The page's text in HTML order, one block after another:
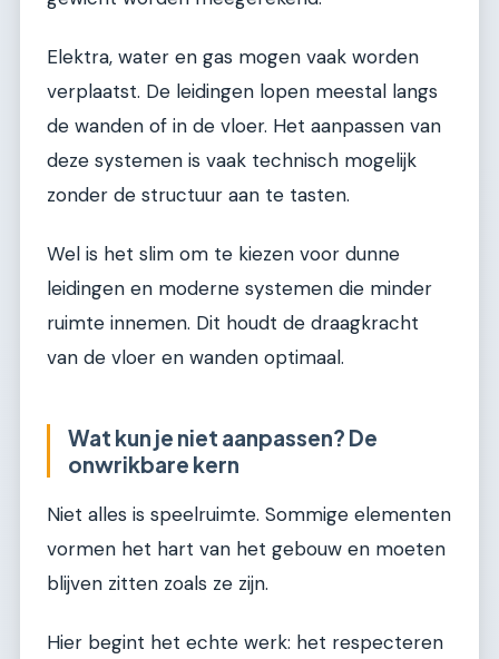
Elektra, water en gas mogen vaak worden
verplaatst. De leidingen lopen meestal langs
de wanden of in de vloer. Het aanpassen van
deze systemen is vaak technisch mogelijk
zonder de structuur aan te tasten.
Wel is het slim om te kiezen voor dunne
leidingen en moderne systemen die minder
ruimte innemen. Dit houdt de draagkracht
van de vloer en wanden optimaal.
Wat kun je niet aanpassen? De
onwrikbare kern
Niet alles is speelruimte. Sommige elementen
vormen het hart van het gebouw en moeten
blijven zitten zoals ze zijn.
Hier begint het echte werk: het respecteren